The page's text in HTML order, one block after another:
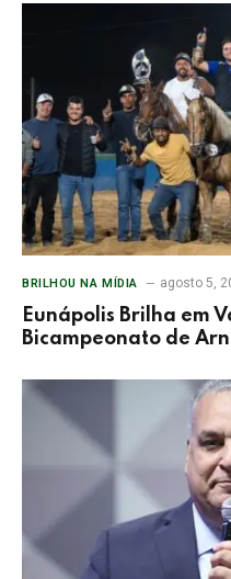
BRILHOU NA MÍDIA agosto 5,
Eunápolis Brilha em
Bicampeonato de